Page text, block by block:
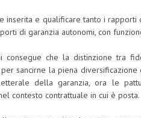
inserita e qualificare tanto i
di garanzia autonomi, con
che la distinzione tra
sancirne la piena
della garanzia, ora le
contesto contrattuale in cui è posta.